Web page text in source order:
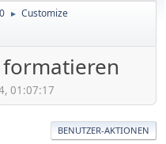
► Customize
01:07:17
BENUTZER-AKTIONEN